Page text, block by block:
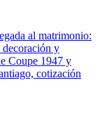
al matrimonio:
y
Coupe 1947 y
cotización